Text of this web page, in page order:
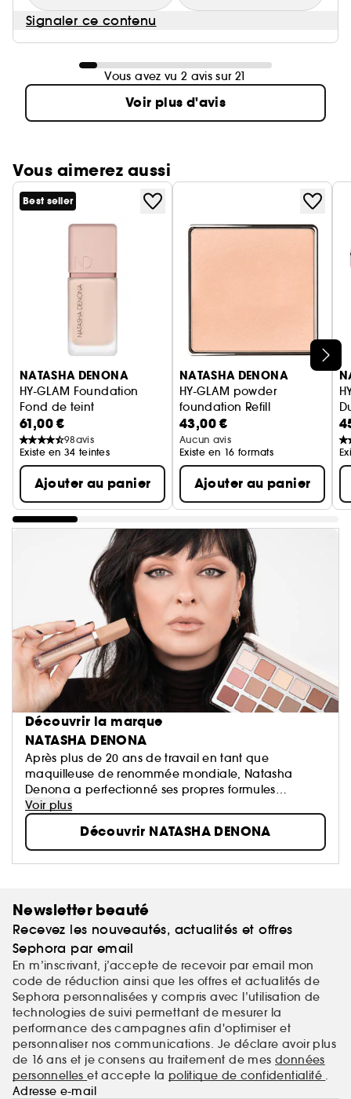
Signaler ce contenu
Vous avez vu 2 avis sur 21
Voir plus d'avis
Vous aimerez aussi
Ignorer le carrousel produits
Best seller
NATASHA DENONA
HY-GLAM Foundation
Fond de teint
61,00 €
98avis
Existe en 34 teintes
Ajouter au panier
NATASHA DENONA
HY-GLAM powder
foundation Refill
Fond de teint poudre
43,00 €
Aucun avis
Existe en 16 formats
Ajouter au panier
Découvrir la marque
NATASHA DENONA
Après plus de 20 ans de travail en tant que
maquilleuse de renommée mondiale, Natasha
Denona a perfectionné ses propres formules
d'ombres à paupières. Parce que les ombres à
paupières Natasha Denona sont toujours fabriqués à
partir d'ingrédients riches...
Voir plus
Découvrir NATASHA DENONA
Newsletter beauté
Recevez les nouveautés, actualités et offres
Sephora par email
En m’inscrivant, j’accepte de recevoir par email mon
code de réduction ainsi que les offres et actualités de
Sephora personnalisées y compris avec l’utilisation de
technologies de suivi permettant de mesurer la
performance des campagnes afin d'optimiser et
personnaliser nos communications. Je déclare avoir plus
de 16 ans et je consens au traitement de mes données
personnelleset accepte la politique de confidentialité .
Adresse e-mail